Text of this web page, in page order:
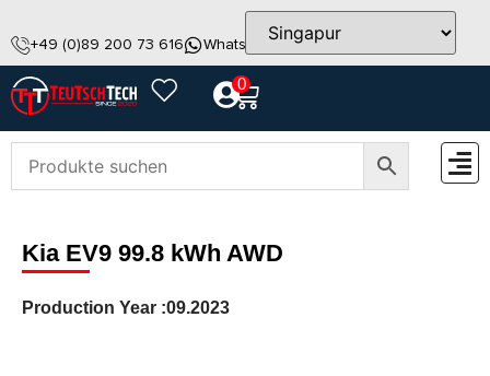
+49 (0)89 200 73 616 WhatsApp info@teutschtech.com
0
Kia EV9 99.8 kWh AWD
Production Year :09.2023